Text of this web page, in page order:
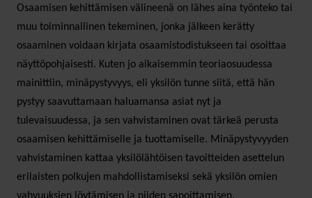
Osaamisen kehittämisen välineenä on lähes aina työnteko tai
muu toiminnallinen tekeminen, jonka jälkeen kerätty
osaaminen voidaan kirjata osaamistodistukseen tai osoittaa
näyttöpohjaisesti. Kuten jo aikaisemmin teoriaosuudessa
mainittiin, minäpystyvyys, eli yksilön tunne siitä, että hän
pystyy saavuttamaan haluamansa asiat nyt ja
tulevaisuudessa, ja sen vahvistaminen ovat tärkeä perusta
osaamisen kehittämiselle ja tuottamiselle. Minäpystyvyyden
vahvistaminen kattaa yksilölähtöisen tavoitteiden asettelun
erilaisten polkujen mahdollistamiseksi sekä yksilön omien